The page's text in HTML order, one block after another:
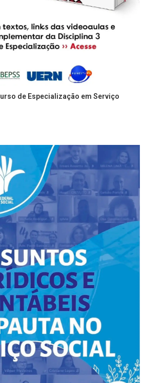
de Especialização em Serviço